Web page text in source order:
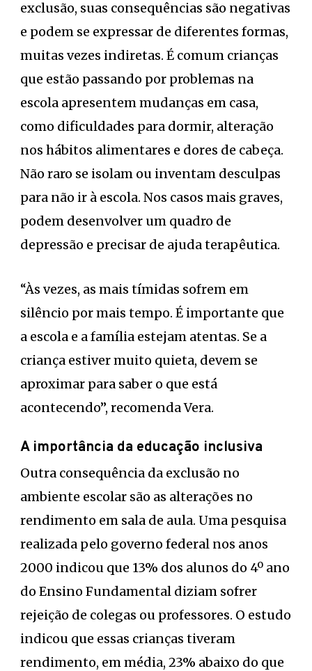
exclusão, suas consequências são negativas
e podem se expressar de diferentes formas,
muitas vezes indiretas. É comum crianças
que estão passando por problemas na
escola apresentem mudanças em casa,
como dificuldades para dormir, alteração
nos hábitos alimentares e dores de cabeça.
Não raro se isolam ou inventam desculpas
para não ir à escola. Nos casos mais graves,
podem desenvolver um quadro de
depressão e precisar de ajuda terapêutica.
“Às vezes, as mais tímidas sofrem em
silêncio por mais tempo. É importante que
a escola e a família estejam atentas. Se a
criança estiver muito quieta, devem se
aproximar para saber o que está
acontecendo”, recomenda Vera.
A importância da educação inclusiva
Outra consequência da exclusão no
ambiente escolar são as alterações no
rendimento em sala de aula. Uma pesquisa
realizada pelo governo federal nos anos
2000 indicou que 13% dos alunos do 4º ano
do Ensino Fundamental diziam sofrer
rejeição de colegas ou professores. O estudo
indicou que essas crianças tiveram
rendimento, em média, 23% abaixo do que